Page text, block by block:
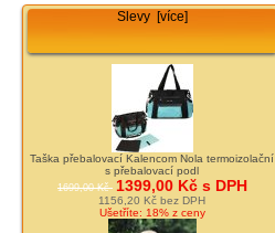
Slevy [více]
Taška přebalovací Kalencom Nola termoizolační
s přebalovací podl
1699,00 Kč 1399,00 Kč s DPH
1156,20 Kč bez DPH
Ušetříte: 18% z ceny